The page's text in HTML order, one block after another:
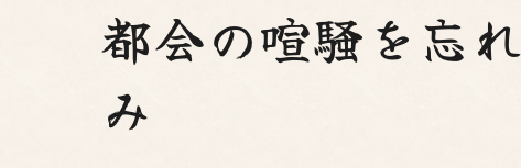
都会の喧騒を忘
み